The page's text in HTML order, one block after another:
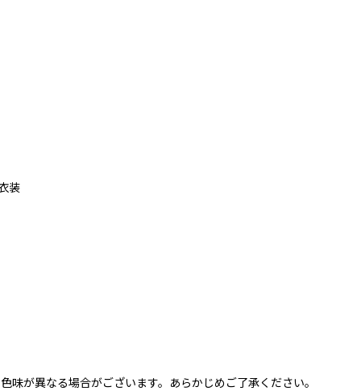
装
が異なる場合がございます。あらかじめご了承ください。